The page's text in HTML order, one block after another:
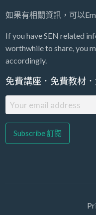
如果有相關資訊，可以
If you have SEN related
worthwhile to share, you
accordingly.
免費講座．免費教材